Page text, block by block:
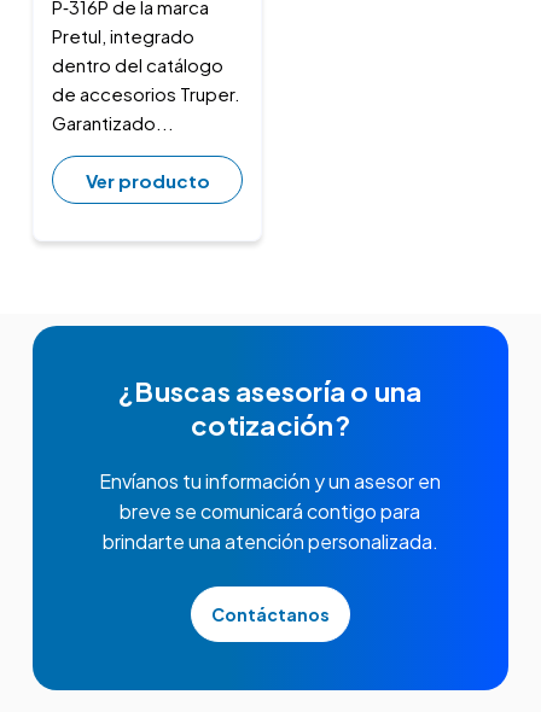
P‑316P de la marca
Pretul, integrado
dentro del catálogo
de accesorios Truper.
Garantizado...
Ver producto
¿Buscas asesoría o una
cotización?
Envíanos tu información y un asesor en
breve se comunicará contigo para
brindarte una atención personalizada.
Contáctanos